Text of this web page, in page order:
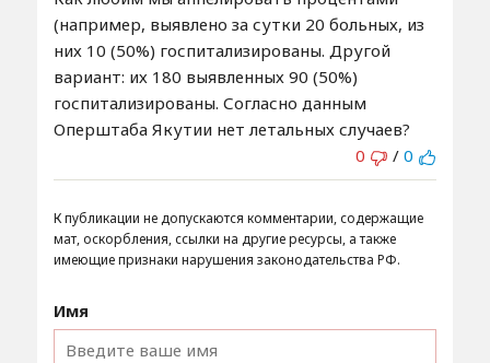
(например, выявлено за сутки 20 больных, из
них 10 (50%) госпитализированы. Другой
вариант: их 180 выявленных 90 (50%)
госпитализированы. Согласно данным
Оперштаба Якутии нет летальных случаев?
0
/ 0
К публикации не допускаются комментарии, содержащие
мат, оскорбления, ссылки на другие ресурсы, а также
имеющие признаки нарушения законодательства РФ.
Имя